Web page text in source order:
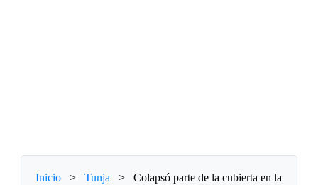
Inicio > Tunja >
Colapsó parte de la cubierta en la